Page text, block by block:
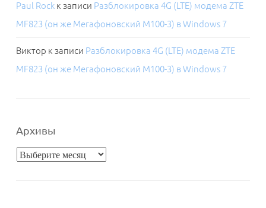
Paul Rock к записи Разблокировка 4G (LTE) модема ZTE
MF823 (он же Мегафоновский M100-3) в Windows 7
Виктор к записи Разблокировка 4G (LTE) модема ZTE
MF823 (он же Мегафоновский M100-3) в Windows 7
Архивы
Архивы